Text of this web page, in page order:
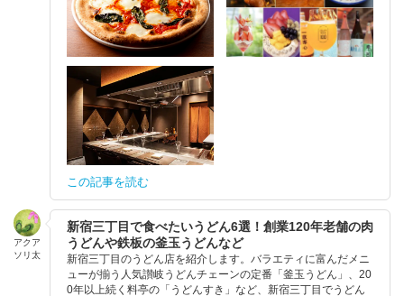
この記事を読む
アクア
ソリ太
新宿三丁目で食べたいうどん6選！創業120年老舗の肉
うどんや鉄板の釜玉うどんなど
新宿三丁目のうどん店を紹介します。バラエティに富んだメニ
ューが揃う人気讃岐うどんチェーンの定番「釜玉うどん」、20
0年以上続く料亭の「うどんすき」など、新宿三丁目でうどん